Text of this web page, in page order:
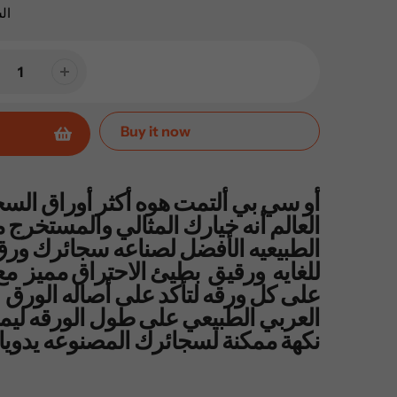
Buy it now
أو سي بي ألتمت هوه أكثر أوراق
العالم أنه خيارك المثالي
الطبيعيه الأفضل لصناعه سجائرك
للغايه ورقيق بطيئ الاحتراق مميز مع
على كل ورقه لتأكد على أصاله
العربي الطبيعي على طول الورقه
نكهة ممكنة لسجائرك المصنوعه